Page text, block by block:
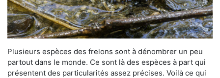
Plusieurs espèces des frelons sont à dénombrer un peu
partout dans le monde. Ce sont là des espèces à part qui
présentent des particularités assez précises. Voilà ce qui